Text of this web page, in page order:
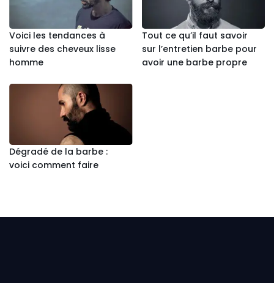
Voici les tendances à
suivre des cheveux lisse
homme
Tout ce qu’il faut savoir
sur l’entretien barbe pour
avoir une barbe propre
Dégradé de la barbe :
voici comment faire